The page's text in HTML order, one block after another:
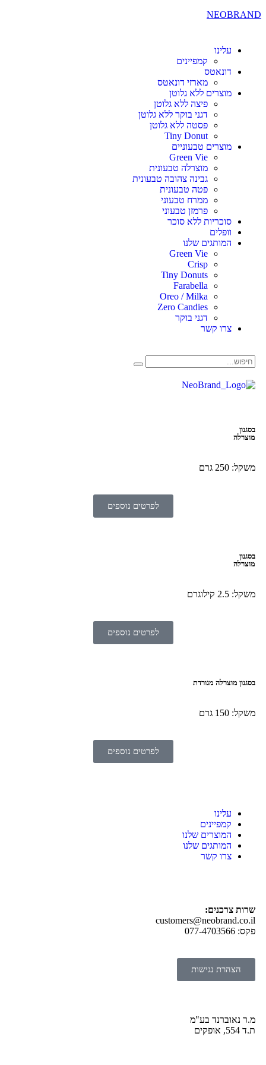
NEOBRAND
עלינו
קמפיינים
דונאטס
מארזי דונאטס
מוצרים ללא גלוטן
פיצה ללא גלוטן
דגני בוקר ללא גלוטן
פסטה ללא גלוטן
Tiny Donut
מוצרים טבעוניים
Green Vie
מוצרלה טבעונית
גבינה צהובה טבעונית
פטה טבעונית
ממרח טבעוני
פרמזן טבעוני
סוכריות ללא סוכר
וופלים
המותגים שלנו
Green Vie
Crisp
Tiny Donuts
Farabella
Oreo / Milka
Zero Candies
דגני בוקר
צרו קשר
בסגנון
מוצרלה
משקל: 250 גרם
לפרטים נוספים
בסגנון
מוצרלה
משקל: 2.5 קילוגרם
לפרטים נוספים
בסגנון מוצרלה מגורדת
משקל: 150 גרם
לפרטים נוספים
עלינו
קמפיינים
המוצרים שלנו
המותגים שלנו
צרו קשר
שרות צרכנים:
customers@neobrand.co.il
פקס: 077-4703566
הצהרת נגישות
מ.ר נאוברנד בע"מ
ת.ד 554, אופקים